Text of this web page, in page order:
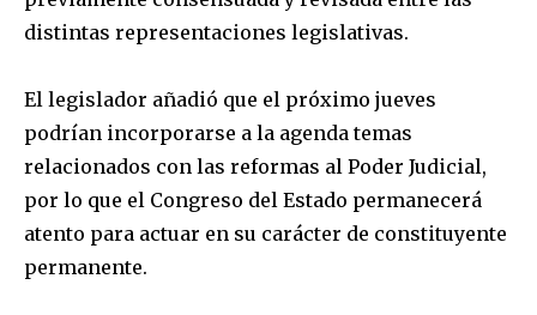
distintas representaciones legislativas.
El legislador añadió que el próximo jueves
podrían incorporarse a la agenda temas
relacionados con las reformas al Poder Judicial,
por lo que el Congreso del Estado permanecerá
atento para actuar en su carácter de constituyente
permanente.